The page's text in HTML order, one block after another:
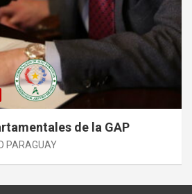
de la GAP
PARAGUAY